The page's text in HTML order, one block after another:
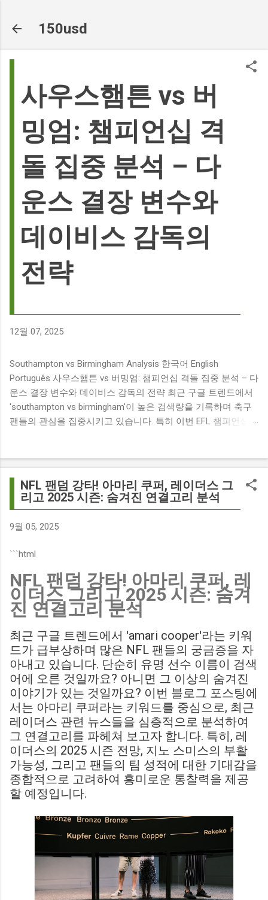
150usd
사우스햄튼 vs 버
밍엄: 챔피언십 격
돌 집중 분석 – 다
운스 결장 변수와
데이비스 감독의
전략
12월 07, 2025
Southampton vs Birmingham Analysis 한국어 English
Português 사우스햄튼 vs 버밍엄: 챔피언십 격돌 집중 분석 – 다
운스 결장 변수와 데이비스 감독의 전략 최근 구글 트렌드에서
'southampton vs birmingham'이 높은 검색량을 기록하며 축구
팬들의 관심을 집중시키고 있습니다. 특히 이번 EFL 챔피언십
다음과 같습니다. The 9 players set to miss Southampton v
Birmingham City ft £7m striker Damion Downs : 사우스햄튼과
버밍엄 시티 경기에서 총 9명의 선수가 결장할 예정이며, 특히
700만 파운드 스트라이커 데미언 다운스의 결장은 사우스햄튼
Birmingham City LIVE Score Updates in EFL Championship
팬들의 높은 관심도를 반영합니다. Chris Davies: Birmingham
City boss says his side have to try to "be themselves" away
from home : 버밍엄 시티의 크리스 데이비스 감독은 원정 경기
다. ...
NFL 팬덤 강타! 아마리 쿠퍼, 레이더스 그
리고 2025 시즌: 숨겨진 연결고리 분석
9월 05, 2025
```html
NFL 팬덤 강타! 아마리 쿠퍼, 레
이더스 그리고 2025 시즌: 숨겨
진 연결고리 분석
최근 구글 트렌드에서 'amari cooper'라는 키워
드가 급부상하며 많은 NFL 팬들의 궁금증을 자
아내고 있습니다. 단순히 유명 선수 이름이 검색
어에 오른 것일까요? 아니면 그 이상의 숨겨진
이야기가 있는 것일까요? 이번 블로그 포스팅에
서는 아마리 쿠퍼라는 키워드를 중심으로, 최근
레이더스 관련 뉴스들을 심층적으로 분석하여
그 연결고리를 파헤쳐 보고자 합니다. 특히, 레
이더스의 2025 시즌 전망, 지노 스미스의 부활
가능성, 그리고 팬들의 팀 성적에 대한 기대감을
종합적으로 고려하여 흥미로운 통찰력을 제공
할 예정입니다.